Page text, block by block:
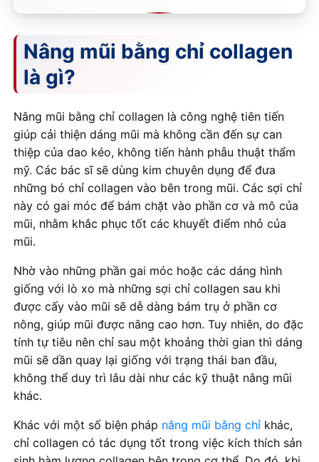
Nâng mũi bằng chỉ collagen
là gì?
Nâng mũi bằng chỉ collagen là công nghệ tiên tiến
giúp cải thiện dáng mũi mà không cần đến sự can
thiệp của dao kéo, không tiến hành phẫu thuật thẩm
mỹ. Các bác sĩ sẽ dùng kim chuyên dụng để đưa
những bó chỉ collagen vào bên trong mũi. Các sợi chỉ
này có gai móc để bám chặt vào phần cơ và mô của
mũi, nhằm khắc phục tốt các khuyết điểm nhỏ của
mũi.
Nhờ vào những phần gai móc hoặc các dáng hình
giống với lò xo mà những sợi chỉ collagen sau khi
được cấy vào mũi sẽ dễ dàng bám trụ ở phần cơ
nông, giúp mũi được nâng cao hơn. Tuy nhiên, do đặc
tính tự tiêu nên chỉ sau một khoảng thời gian thì dáng
mũi sẽ dần quay lại giống với trạng thái ban đầu,
không thể duy trì lâu dài như các kỹ thuật nâng mũi
khác.
Khác với một số biện pháp nâng mũi bằng chỉ khác,
chỉ collagen có tác dụng tốt trong việc kích thích sản